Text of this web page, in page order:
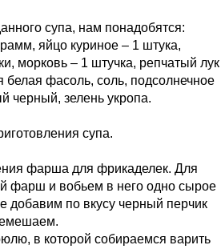
супа, нам понадобятся:
яйцо куриное – 1 штука,
морковь – 1 штучка, репчатый лук
белая фасоль, соль, подсолнечное
черный, зелень укропа.
супа.
фарша для фрикаделек. Для
фарш и вобьем в него одно сырое
добавим по вкусу черный перчик
в которой собираемся варить